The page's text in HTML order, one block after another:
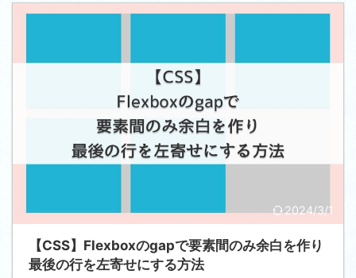
2024/3/1
【CSS】Flexboxのgapで要素間のみ余白を作り
最後の行を左寄せにする方法